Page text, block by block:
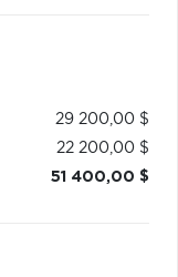
29 200,00 $
22 200,00 $
51 400,00 $